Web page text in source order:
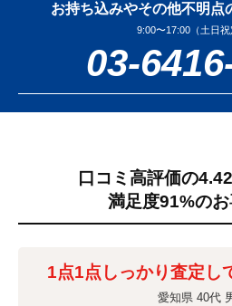
お持ち込みやその他不明点
9:00〜17:00（土日祝
03-
口コミ高評価の
満足度91%の
1点1点しっかり査定し
愛知県 40代